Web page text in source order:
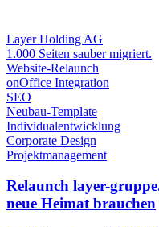
Layer Holding AG
1.000 Seiten sauber migriert.
Website-Relaunch
onOffice Integration
SEO
Neubau-Template
Individualentwicklung
Corporate Design
Projektmanagement
Relaunch layer-
neue Heimat brauchen